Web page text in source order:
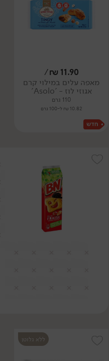
11.90
₪
/
מאפה עלים במילוי קרם
אגוזי לוז - 'Asolo'
110 גרם
10.82 ₪ ל-100 גרם
ללא גלוטן